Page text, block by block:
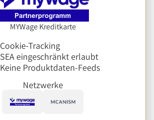
MYWage Kreditkarte
Cookie-Tracking
SEA eingeschränkt erlaubt
Keine Produktdaten-Feeds
Netzwerke